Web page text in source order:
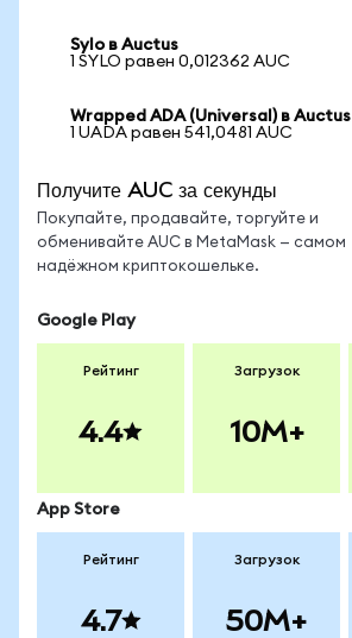
Sylo в Auctus
1 SYLO равен 0,012362 AUC
Wrapped ADA (Universal) в Auctus
1 UADA равен 541,0481 AUC
Получите AUC за секунды
Покупайте, продавайте, торгуйте и
обменивайте AUC в MetaMask — самом
надёжном криптокошельке.
Google Play
Рейтинг
4.4
Загрузок
10M+
App Store
Рейтинг
4.7
Загрузок
50M+